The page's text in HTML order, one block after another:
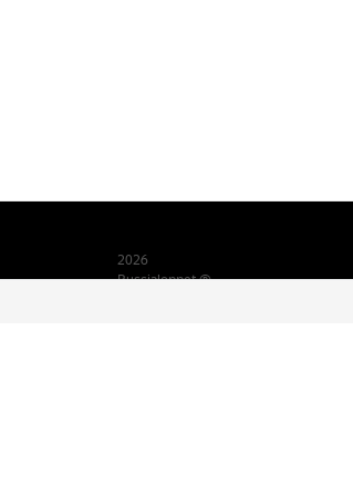
2026
Russialoppet ®